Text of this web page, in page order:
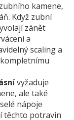
zubního kamene,
Když zubní
zánět
a
scaling a
vyžaduje
ale také
nápoje
těchto potravin